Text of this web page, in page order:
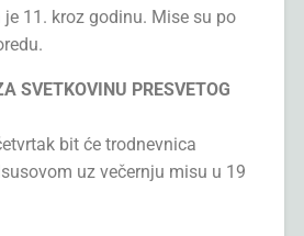
11. kroz godinu. Mise su po
SVETKOVINU PRESVETOG
bit će trodnevnica
uz večernju misu u 19